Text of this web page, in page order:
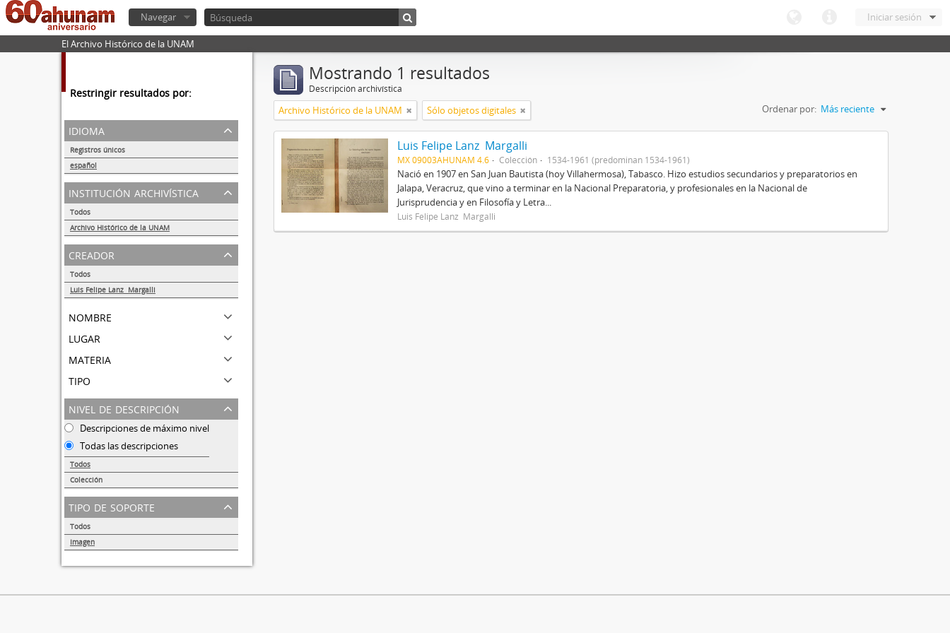
Iniciar sesión
Navegar
El Archivo Histórico de la UNAM
Restringir resultados por:
idioma
Registros únicos
español
1
institución archivística
Todos
Archivo Histórico de la UNAM
1
creador
Todos
Luis Felipe Lanz Margalli
nombre
lugar
materia
tipo
nivel de descripción
Descripciones de máximo nivel
Todas las descripciones
Todos
Colección
1
tipo de soporte
Todos
Imagen
Mostrando 1 resultados
Descripción archivística
Archivo Histórico de la UNAM Sólo objetos digitales Ordenar por: Más reciente
Luis Felipe Lanz Margalli
MX 09003AHUNAM 4.6 Colección 1534-1961 (predominan 1534-1961)
Nació en 1907 en San Juan Bautista (hoy Villahermosa), Tabasco. Hizo estudios secundarios y preparatorios en
Jalapa, Veracruz, que vino a terminar en la Nacional Preparatoria, y profesionales en la Nacional de
Jurisprudencia y en Filosofía y Letra...
Luis Felipe Lanz Margalli